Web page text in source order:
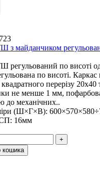
з майданчиком
регульований по висоті
по висоті. Каркас
квадратного перерізу
не менше 1 мм,
до механічних..
(Ш×Г×В):
16мм
+
кошика